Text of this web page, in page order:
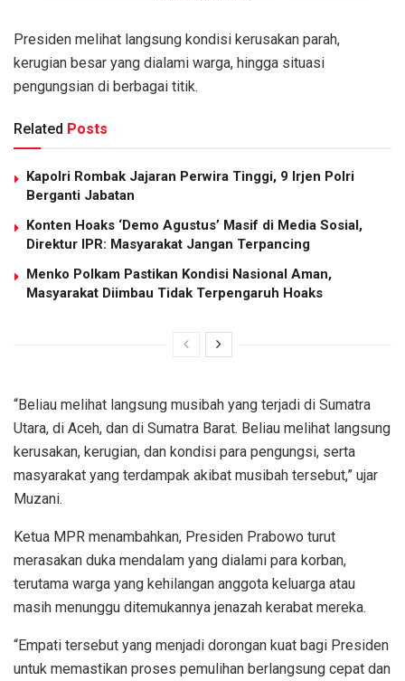
Presiden melihat langsung kondisi kerusakan parah,
kerugian besar yang dialami warga, hingga situasi
pengungsian di berbagai titik.
Related Posts
Kapolri Rombak Jajaran Perwira Tinggi, 9 Irjen Polri
Berganti Jabatan
Konten Hoaks ‘Demo Agustus’ Masif di Media Sosial,
Direktur IPR: Masyarakat Jangan Terpancing
Menko Polkam Pastikan Kondisi Nasional Aman,
Masyarakat Diimbau Tidak Terpengaruh Hoaks
“Beliau melihat langsung musibah yang terjadi di Sumatra
Utara, di Aceh, dan di Sumatra Barat. Beliau melihat langsung
kerusakan, kerugian, dan kondisi para pengungsi, serta
masyarakat yang terdampak akibat musibah tersebut,” ujar
Muzani.
Ketua MPR menambahkan, Presiden Prabowo turut
merasakan duka mendalam yang dialami para korban,
terutama warga yang kehilangan anggota keluarga atau
masih menunggu ditemukannya jenazah kerabat mereka.
“Empati tersebut yang menjadi dorongan kuat bagi Presiden
untuk memastikan proses pemulihan berlangsung cepat dan